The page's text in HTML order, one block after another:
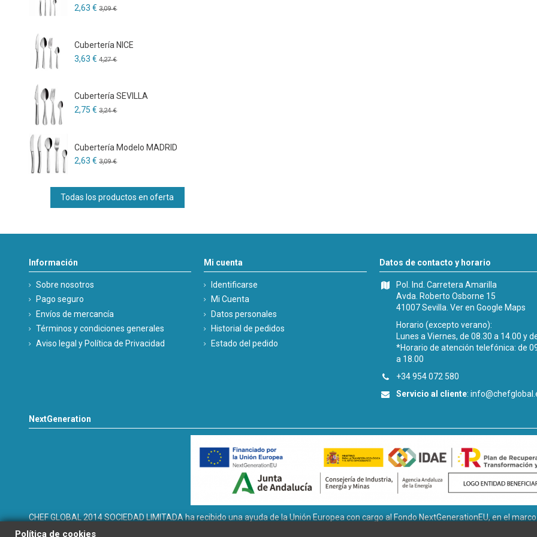
2,63 € 3,09 €
Cubertería NICE
3,63 € 4,27 €
Cubertería SEVILLA
2,75 € 3,24 €
Cubertería Modelo MADRID
2,63 € 3,09 €
Todas los productos en oferta
Información
Sobre nosotros
Pago seguro
Envíos de mercancía
Términos y condiciones generales
Aviso legal y Política de Privacidad
Mi cuenta
Identificarse
Mi Cuenta
Datos personales
Historial de pedidos
Estado del pedido
Datos de contacto y horario
Pol. Ind. Carretera Amarilla
Avda. Roberto Osborne 15
41007 Sevilla.Ver en Google Maps
Horario (excepto verano):
Lunes a Viernes, de 08.30 a 14.00 y
*Horario de atención telefónica: de
a 18.00
+34 954 072 580
Servicio al cliente:
NextGeneration
CHEF GLOBAL 2014 SOCIEDAD LIMITADA ha recibido una ayuda de la Unión Europea con cargo al Fondo NextGenerationEU, en el
INSTALACIÓN SOLAR FOTOVOLTAICA dentro del programa de incentivos ligados al autoconsumo y almacenamiento, con fuentes de
Política de cookies